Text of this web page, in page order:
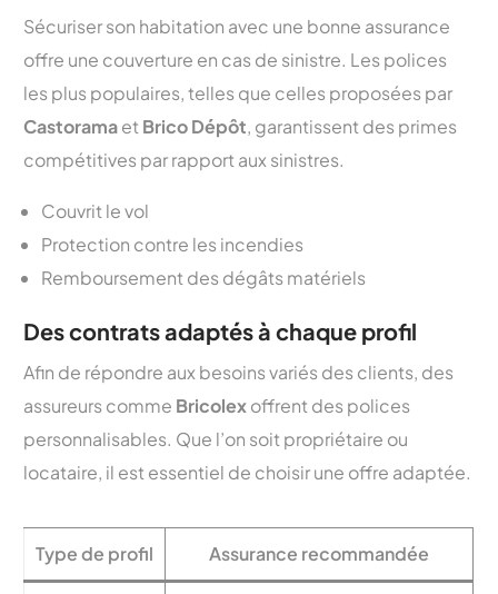
Sécuriser son habitation avec une bonne assurance
offre une couverture en cas de sinistre. Les polices
les plus populaires, telles que celles proposées par
Castoramaet Brico Dépôt, garantissent des primes
compétitives par rapport aux sinistres.
Couvrit le vol
Protection contre les incendies
Remboursement des dégâts matériels
Des contrats adaptés à chaque profil
Afin de répondre aux besoins variés des clients, des
assureurs comme Bricolexoffrent des polices
personnalisables. Que l’on soit propriétaire ou
locataire, il est essentiel de choisir une offre adaptée.
Type de profil Assurance recommandée